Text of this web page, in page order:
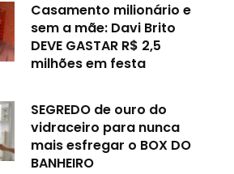
Casamento milionário e
sem a mãe: Davi Brito
DEVE GASTAR R$ 2,5
milhões em festa
SEGREDO de ouro do
vidraceiro para nunca
mais esfregar o BOX DO
BANHEIRO